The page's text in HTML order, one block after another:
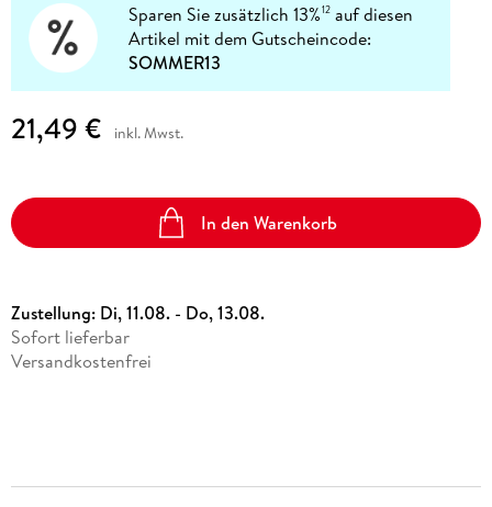
Sparen Sie zusätzlich 13%12 auf diesen
Artikel mit dem Gutscheincode:
SOMMER13
21,49 € inkl. Mwst.
In den Warenkorb
Zustellung: Di, 11.08. - Do, 13.08.
Sofort lieferbar
Versandkostenfrei